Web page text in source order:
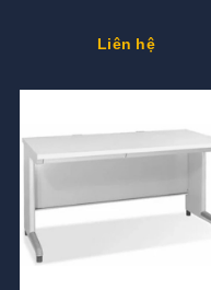
Liên hệ